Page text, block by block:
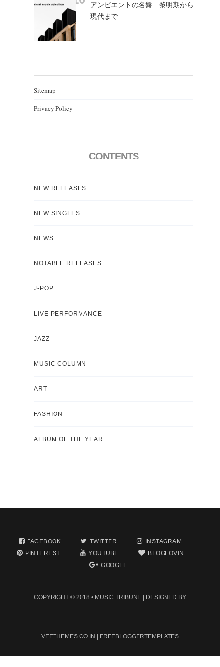
アンビエントの名盤 黎明期から
現代まで
Sitemap
Privacy Policy
CONTENTS
NEW RELEASES
NEW SINGLES
NEWS
NOTABLE RELEASES
J-POP
LIVE PERFORMANCE
JAZZ
MUSIC COLUMN
ART
FASHION
ALBUM OF THE YEAR
FACEBOOK TWITTER
INSTAGRAM
PINTEREST
YOUTUBE
BLOGLOVIN
GOOGLE+
COPYRIGHT © 2018 • MUSIC TRIBUNE | DESIGNED BY
VEETHEMES.CO.IN | FREEBLOGGERTEMPLATES